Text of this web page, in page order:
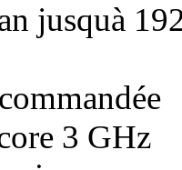
jusquà
3 GHz